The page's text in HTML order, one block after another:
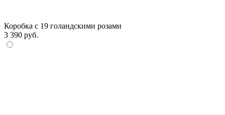
Коробка с 19 голандскими розами
3 390 руб.